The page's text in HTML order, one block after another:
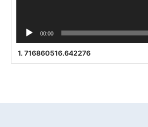
00:00
1.716860516.642276